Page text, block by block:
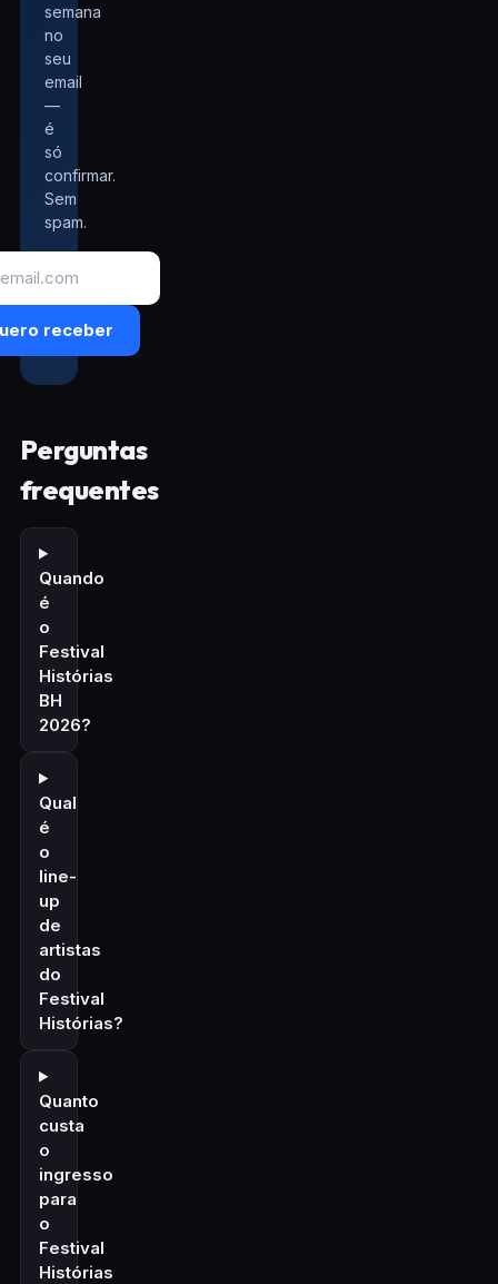
semana
no
seu
email
—
é
só
confirmar.
Sem
spam.
receber
Perguntas
frequentes
Quando
é
o
Festival
Histórias
BH
2026?
Qual
é
o
line-
up
de
artistas
do
Festival
Histórias?
Quanto
custa
o
ingresso
para
o
Festival
Histórias